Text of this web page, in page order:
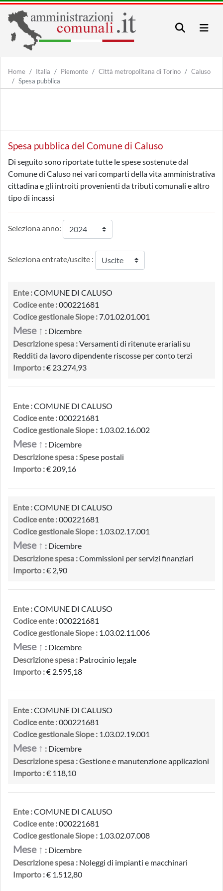
Home Italia Piemonte Città metropolitana di Torino
Caluso
Spesa pubblica
Spesa pubblica del Comune di Caluso
Di seguito sono riportate tutte le spese sostenute dal
Comune di Caluso nei vari comparti della vita amministrativa
cittadina e gli introiti provenienti da tributi comunali e altro
tipo di incassi
Seleziona anno:
Seleziona entrate/uscite :
Ente :COMUNE DI CALUSO
Codice ente :000221681
Codice gestionale Siope :7.01.02.01.001
Mese ↑ : Dicembre
Descrizione spesa :Versamenti di ritenute erariali su
Redditi da lavoro dipendente riscosse per conto terzi
Importo :€ 23.274,93
Ente :COMUNE DI CALUSO
Codice ente :000221681
Codice gestionale Siope : 1.03.02.16.002
Mese ↑ : Dicembre
Descrizione spesa :Spese postali
Importo :€ 209,16
Ente :COMUNE DI CALUSO
Codice ente :000221681
Codice gestionale Siope : 1.03.02.17.001
Mese ↑ : Dicembre
Descrizione spesa :Commissioni per servizi finanziari
Importo :€ 2,90
Ente :COMUNE DI CALUSO
Codice ente :000221681
Codice gestionale Siope : 1.03.02.11.006
Mese ↑ : Dicembre
Descrizione spesa : Patrocinio legale
Importo :€ 2.595,18
Ente :COMUNE DI CALUSO
Codice ente :000221681
Codice gestionale Siope : 1.03.02.19.001
Mese ↑ : Dicembre
Descrizione spesa :Gestione e manutenzione applicazioni
Importo :€ 118,10
Ente :COMUNE DI CALUSO
Codice ente :000221681
Codice gestionale Siope : 1.03.02.07.008
Mese ↑ : Dicembre
Descrizione spesa : Noleggi di impianti e macchinari
Importo :€ 1.512,80